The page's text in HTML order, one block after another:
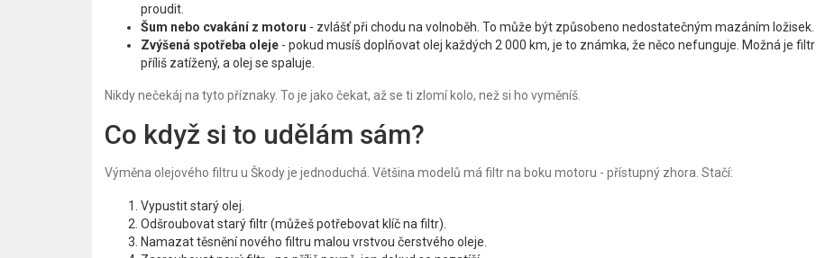
proudit.
Šum nebo cvakání z motoru - zvlášť při chodu na volnoběh. To může být způsobeno nedostatečným mazáním ložisek.
Zvýšená spotřeba oleje - pokud musíš doplňovat olej každých 2 000 km, je to známka, že něco nefunguje. Možná je filtr
příliš zatížený, a olej se spaluje.
Nikdy nečekáj na tyto příznaky. To je jako čekat, až se ti zlomí kolo, než si ho vyměníš.
Co když si to udělám sám?
Výměna olejového filtru u Škody je jednoduchá. Většina modelů má filtr na boku motoru - přístupný zhora. Stačí:
Vypustit starý olej.
Odšroubovat starý filtr (můžeš potřebovat klíč na filtr).
Namazat těsnění nového filtru malou vrstvou čerstvého oleje.